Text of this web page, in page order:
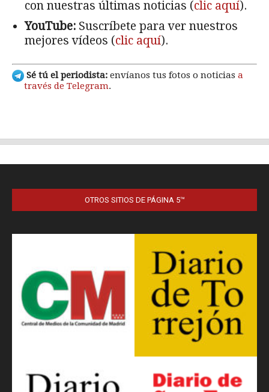
OTROS SITIOS DE PÁGINA 5™